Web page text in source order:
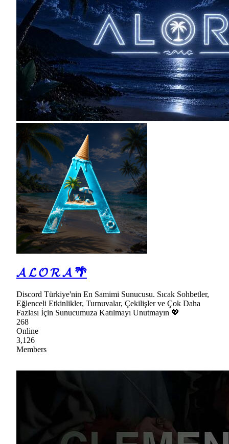
𝓐 𝓛 𝓞 𝓡 𝓐 🌴
Discord Türkiye'nin En Samimi Sunucusu. Sıcak Sohbetler,
Eğlenceli Etkinlikler, Turnuvalar, Çekilişler ve Çok Daha
Fazlası İçin Sunucumuza Katılmayı Unutmayın 💖
268
Online
3,126
Members